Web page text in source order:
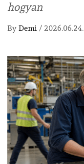
hogyan
By Demi / 2026.06.24.